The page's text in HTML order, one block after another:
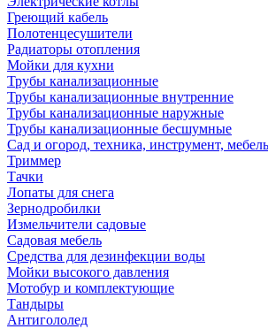
Греющий кабель
Полотенцесушители
Радиаторы отопления
Мойки для кухни
Трубы канализационные
Трубы канализационные внутренние
Трубы канализационные наружные
Трубы канализационные бесшумные
Сад и огород, техника, инструмент, мебель
Триммер
Тачки
Лопаты для снега
Зернодробилки
Измельчители садовые
Садовая мебель
Средства для дезинфекции воды
Мойки высокого давления
Мотобур и комплектующие
Тандыры
Антигололед